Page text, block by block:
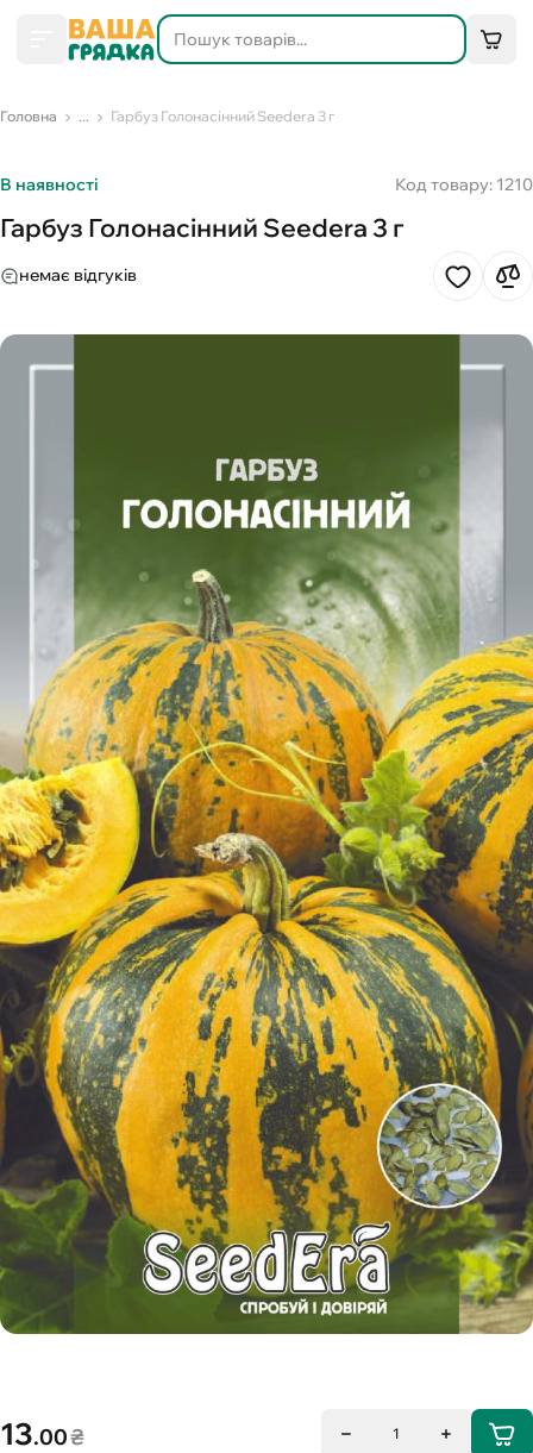
Головна ... Гарбуз Голонасінний Seedera 3 г
В наявності Код товару: 1210
Гарбуз Голонасінний Seedera 3 г
немає відгуків
13.00₴ 1